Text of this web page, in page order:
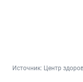
Источник: Центр